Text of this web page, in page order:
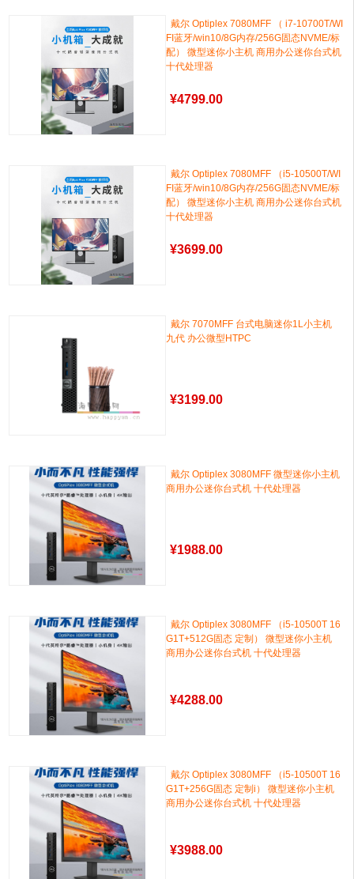
戴尔 Optiplex 7080MFF （ i7-10700T/WI
FI蓝牙/win10/8G内存/256G固态NVME/标
配） 微型迷你小主机 商用办公迷你台式机
十代处理器
¥4799.00
戴尔 Optiplex 7080MFF （i5-10500T/WI
FI蓝牙/win10/8G内存/256G固态NVME/标
配） 微型迷你小主机 商用办公迷你台式机
十代处理器
¥3699.00
戴尔 7070MFF 台式电脑迷你1L小主机
九代 办公微型HTPC
¥3199.00
戴尔 Optiplex 3080MFF 微型迷你小主机
商用办公迷你台式机 十代处理器
¥1988.00
戴尔 Optiplex 3080MFF （i5-10500T 16
G1T+512G固态 定制） 微型迷你小主机
商用办公迷你台式机 十代处理器
¥4288.00
戴尔 Optiplex 3080MFF （i5-10500T 16
G1T+256G固态 定制i） 微型迷你小主机
商用办公迷你台式机 十代处理器
¥3988.00